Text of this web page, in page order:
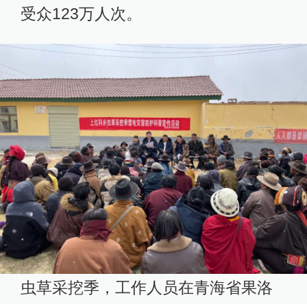
受众123万人次。
虫草采挖季，工作人员在青海省果洛